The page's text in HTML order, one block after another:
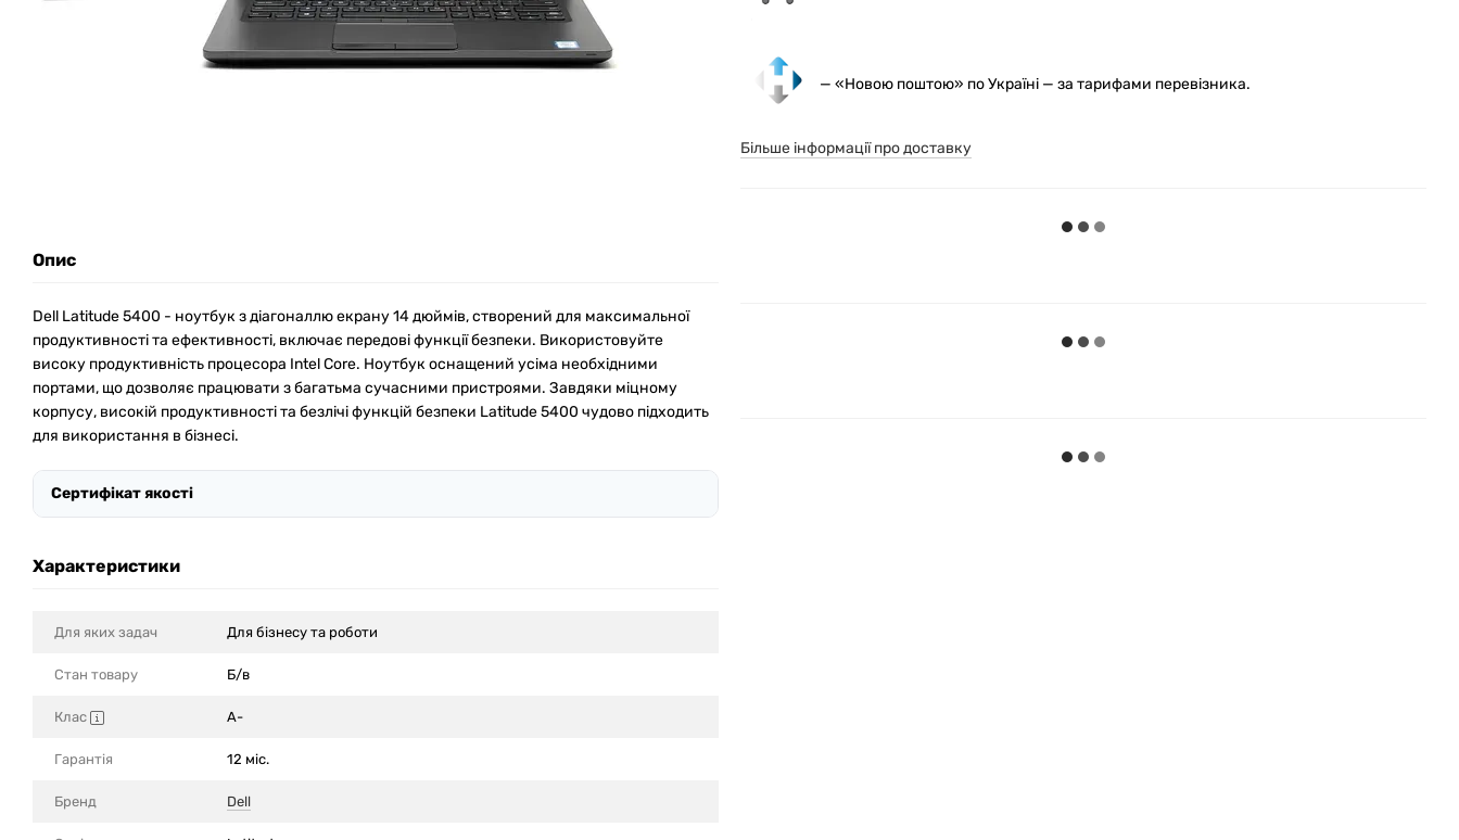
Опис
Dell Latitude 5400 - ноутбук з діагоналлю екрану 14 дюймів, створений для максимальної
продуктивності та ефективності, включає передові функції безпеки. Використовуйте
високу продуктивність процесора Intel Core. Ноутбук оснащений усіма необхідними
портами, що дозволяє працювати з багатьма сучасними пристроями. Завдяки міцному
корпусу, високій продуктивності та безлічі функцій безпеки Latitude 5400 чудово підходить
для використання в бізнесі.
Сертифікат якості
Характеристики
Для яких задач Для бізнесу та роботи
Стан товару Б/в
Клас A-
Гарантія 12 міс.
Бренд Dell
— «Новою поштою» по Україні — за тарифами перевізника.
Більше інформації про доставку